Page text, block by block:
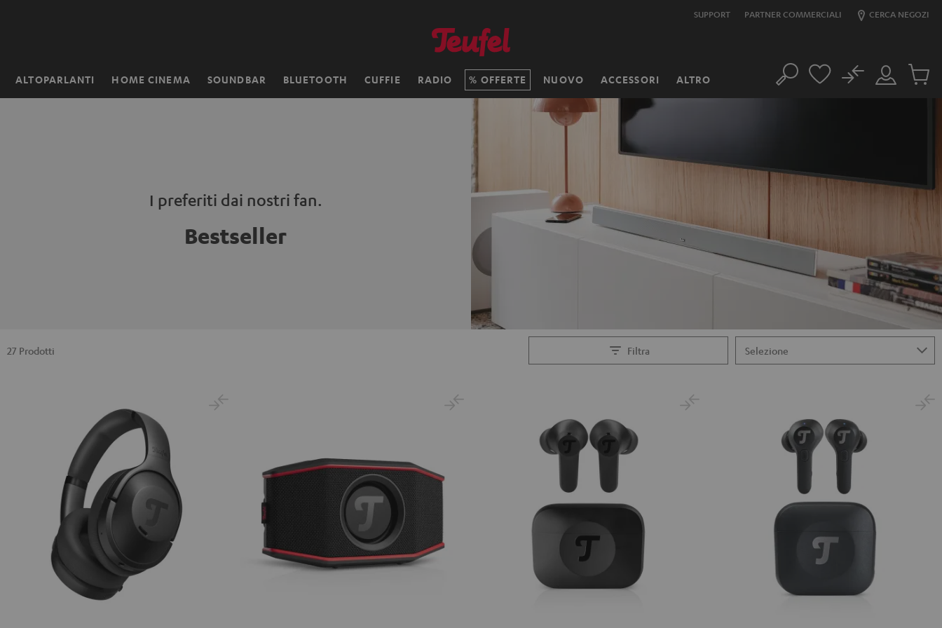
SUPPORT PARTNER COMMERCIALI CERCA NEGOZI
ALTOPARLANTI HOME CINEMA SOUNDBAR BLUETOOTH CUFFIE RADIO OFFERTE NUOVO ACCESSORI ALTRO
Pagina
Cerca
Il
No
Prodotti
I preferiti dai nostri fan.
Bestseller
Filtra
27 Prodotti